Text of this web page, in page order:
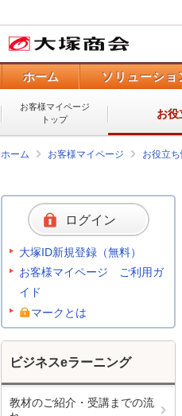
ホーム ソリューショ
お客様マイページ
トップ
お役
ホーム お客様マイページ お役立
ログイン
大塚ID新規登録（無料）
お客様マイページ ご利用ガ
イド
マークとは
ビジネスeラーニング
教材のご紹介・受講までの流